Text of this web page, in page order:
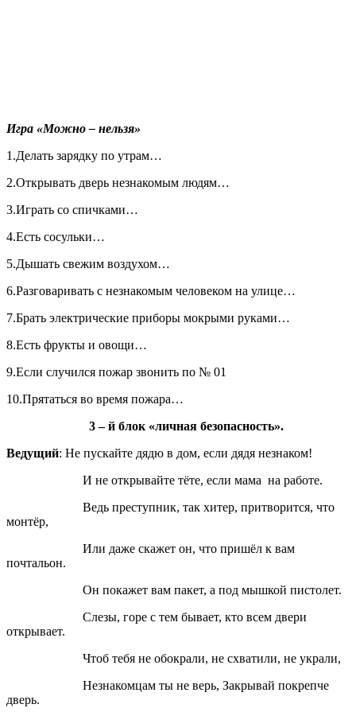
Игра «Можно – нельзя»
1.Делать зарядку по утрам…
2.Открывать дверь незнакомым людям…
3.Играть со спичками…
4.Есть сосульки…
5.Дышать свежим воздухом…
6.Разговаривать с незнакомым человеком на улице…
7.Брать электрические приборы мокрыми руками…
8.Есть фрукты и овощи…
9.Если случился пожар звонить по № 01
10.Прятаться во время пожара…
3 – й блок «личная безопасность».
Ведущий: Не пускайте дядю в дом, если дядя незнаком!
И не открывайте тёте, если мама на работе.
Ведь преступник, так хитер, притворится, что
монтёр,
Или даже скажет он, что пришёл к вам
почтальон.
Он покажет вам пакет, а под мышкой пистолет.
Слезы, горе с тем бывает, кто всем двери
открывает.
Чтоб тебя не обокрали, не схватили, не украли,
Незнакомцам ты не верь, Закрывай покрепче
дверь.